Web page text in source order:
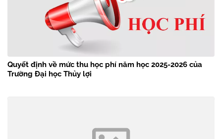
Quyết định về mức thu học phí năm học 2025-2026 của
Trường Đại học Thủy lợi